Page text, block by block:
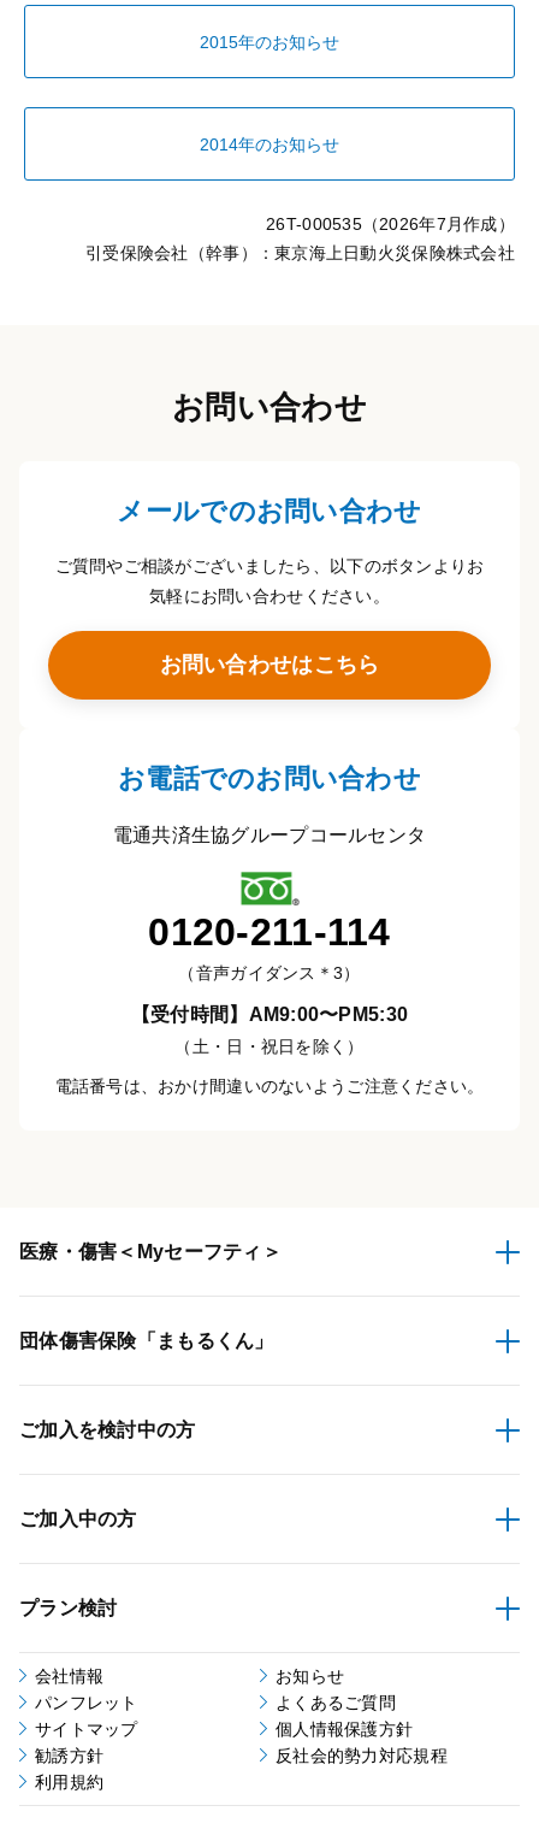
2015年のお知らせ
2014年のお知らせ
26T-000535（2026年7月作成）
引受保険会社（幹事）：東京海上日動火災保険株式会社
お問い合わせ
メールでのお問い合わせ
ご質問やご相談がございましたら、以下のボタンよりお
気軽にお問い合わせください。
お問い合わせはこちら
お電話でのお問い合わせ
電通共済生協グループコールセンタ
0120-211-114
（音声ガイダンス＊3）
【受付時間】AM9:00〜PM5:30
（土・日・祝日を除く）
電話番号は、おかけ間違いのないようご注意ください。
医療・傷害 ＜Myセーフティ＞
団体傷害保険「まもるくん」
ご加入を検討中の方
ご加入中の方
プラン検討
会社情報
お知らせ
パンフレット
よくあるご質問
サイトマップ
個人情報保護方針
勧誘方針
反社会的勢力対応規程
利用規約